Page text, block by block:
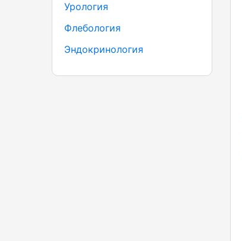
Урология
Флебология
Эндокринология